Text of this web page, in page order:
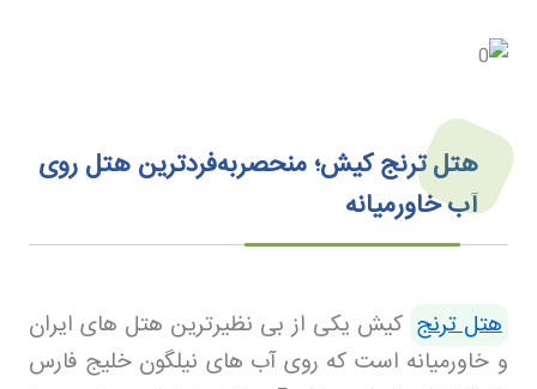
هتل ترنج کیش؛ منحصربه‌فردترین هتل روی
آب خاورمیانه
هتل ترنج کیش یکی از بی نظیرترین هتل های ایران
و خاورمیانه است که روی آب های نیلگون خلیج فارس